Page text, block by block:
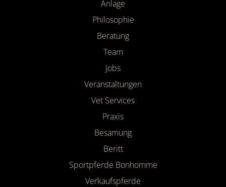
Anlage
Philosophie
Beratung
Team
Jobs
Veranstaltungen
Vet Services
Praxis
Besamung
Beritt
Sportpferde Bonhomme
Verkaufspferde